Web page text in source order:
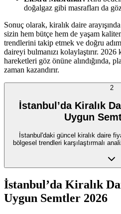
doğalgaz gibi masrafları da
Sonuç olarak, kiralık daire
sizin hem bütçe hem de yaşam
trendlerini takip etmek ve doğru
daireyi bulmanızı kolaylaştırır. 2026
hareketleri göz önüne alındığında,
zaman kazandırır.
2
İstanbul’da Kiralık
Uygun
İstanbul'daki güncel kiralık daire
bölgesel trendleri karşılaştırmalı
İstanbul’da Kiralık
Uygun Semtler 2026